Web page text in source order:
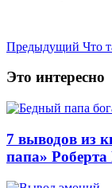
Предыдущий Что
Это интересно
7 выводов из
папа»